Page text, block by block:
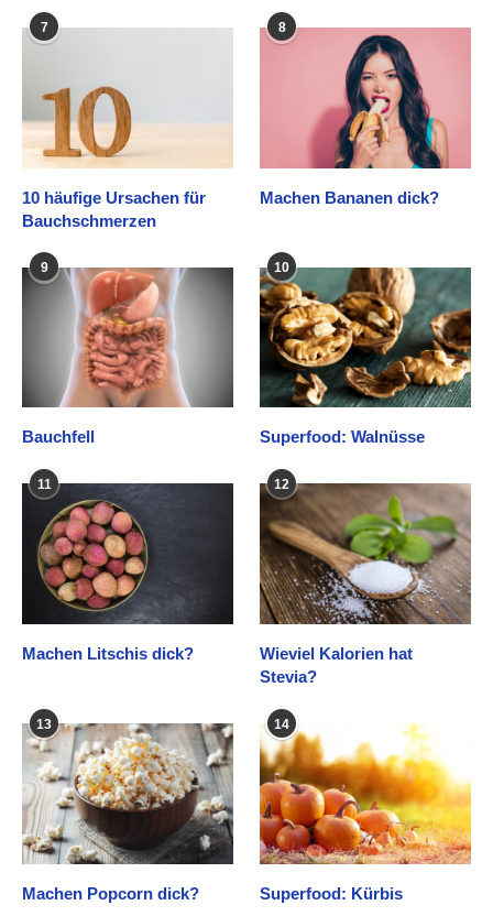
7
10 häufige Ursachen für
Bauchschmerzen
8
Machen Bananen dick?
9
Bauchfell
10
Superfood: Walnüsse
11
Machen Litschis dick?
12
Wieviel Kalorien hat
Stevia?
13
Machen Popcorn dick?
14
Superfood: Kürbis